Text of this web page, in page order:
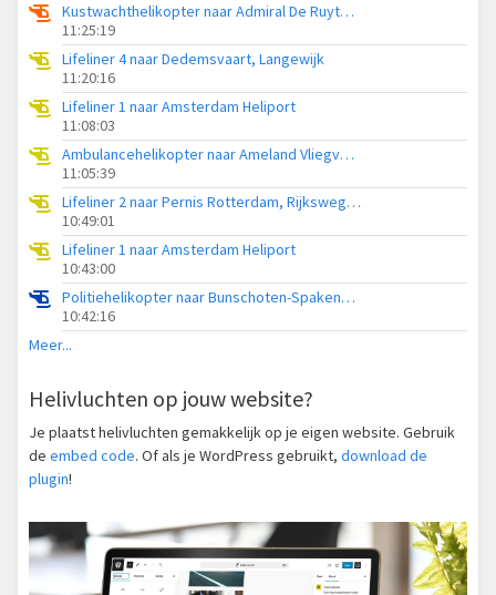
Kustwachthelikopter naar Admiral De Ruyter Hospital Heliport
11:25:19
Lifeliner 4 naar Dedemsvaart, Langewijk
11:20:16
Lifeliner 1 naar Amsterdam Heliport
11:08:03
Ambulancehelikopter naar Ameland Vliegveld Ballum
11:05:39
Lifeliner 2 naar Pernis Rotterdam, Rijksweg A15
10:49:01
Lifeliner 1 naar Amsterdam Heliport
10:43:00
Politiehelikopter naar Bunschoten-Spakenburg, Bisschopsweg
10:42:16
Meer...
Helivluchten op jouw website?
Je plaatst helivluchten gemakkelijk op je eigen website. Gebruik
de embed code. Of als je WordPress gebruikt, download de
plugin!